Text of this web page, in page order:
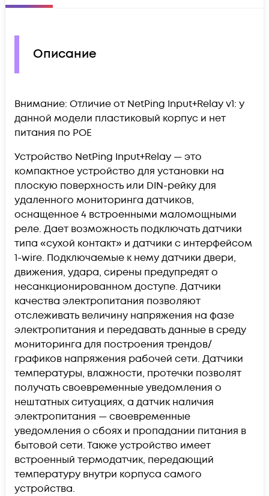
Описание
Внимание: Отличие от NetPing Input+Relay v1: у
данной модели пластиковый корпус и нет
питания по РОЕ
Устройство NetPing Input+Relay — это
компактное устройство для установки на
плоскую поверхность или DIN-рейку для
удаленного мониторинга датчиков,
оснащенное 4 встроенными маломощными
реле. Дает возможность подключать датчики
типа «сухой контакт» и датчики с интерфейсом
1-wire. Подключаемые к нему датчики двери,
движения, удара, сирены предупредят о
несанкционированном доступе. Датчики
качества электропитания позволяют
отслеживать величину напряжения на фазе
электропитания и передавать данные в среду
мониторинга для построения трендов/
графиков напряжения рабочей сети. Датчики
температуры, влажности, протечки позволят
получать своевременные уведомления о
нештатных ситуациях, а датчик наличия
электропитания — своевременные
уведомления о сбоях и пропадании питания в
бытовой сети. Также устройство имеет
встроенный термодатчик, передающий
температуру внутри корпуса самого
устройства.